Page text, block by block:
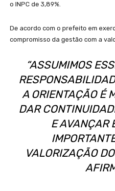
o INPC de 3,89%.
De acordo com o prefeito em
compromisso da gestão com a
“ASSUMIMOS
A ORIENTAÇÃO É
DAR
E AVANÇAR
VALORIZAÇÃO